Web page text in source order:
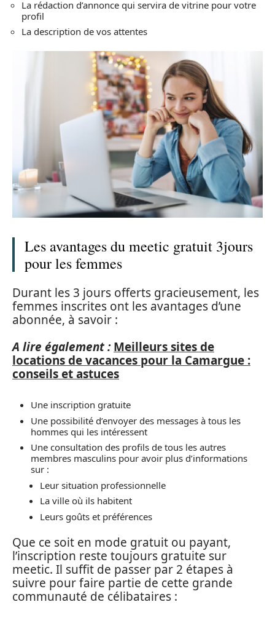
La rédaction d’annonce qui servira de vitrine pour votre
profil
La description de vos attentes
Les avantages du meetic gratuit 3jours
pour les femmes
Durant les 3 jours offerts gracieusement, les
femmes inscrites ont les avantages d’une
abonnée, à savoir :
A lire également : Meilleurs sites de
locations de vacances pour la Camargue :
conseils et astuces
Une inscription gratuite
Une possibilité d’envoyer des messages à tous les
hommes qui les intéressent
Une consultation des profils de tous les autres
membres masculins pour avoir plus d’informations
sur :
Leur situation professionnelle
La ville où ils habitent
Leurs goûts et préférences
Que ce soit en mode gratuit ou payant,
l’inscription reste toujours gratuite sur
meetic. Il suffit de passer par 2 étapes à
suivre pour faire partie de cette grande
communauté de célibataires :